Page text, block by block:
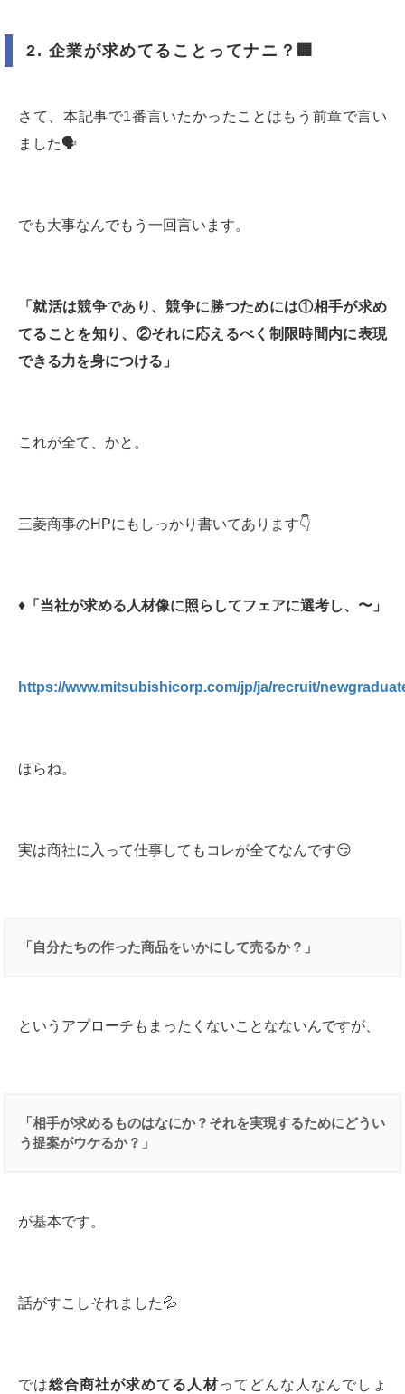
2. 企業が求めてることってナニ？ 🏢
さて、本記事で1番言いたかったことはもう前章で言い
ました🗣
でも大事なんでもう一回言います。
「就活は競争であり、競争に勝つためには①相手が求め
てることを知り、②それに応えるべく制限時間内に表現
できる力を身につける」
これが全て、かと。
三菱商事のHPにもしっかり書いてあります👇
♦️ 「当社が求める人材像に照らしてフェアに選考し、〜」
https://www.mitsubishicorp.com/jp/ja/recruit/
ほらね。
実は商社に入って仕事してもコレが全てなんです😏
「自分たちの作った商品をいかにして売るか？」
というアプローチもまったくないことなないんですが、
「相手が求めるものはなにか？それを実現するためにどうい
う提案がウケるか？」
が基本です。
話がすこしそれました💦
では総合商社が求めてる人材ってどんな人なんでしょ